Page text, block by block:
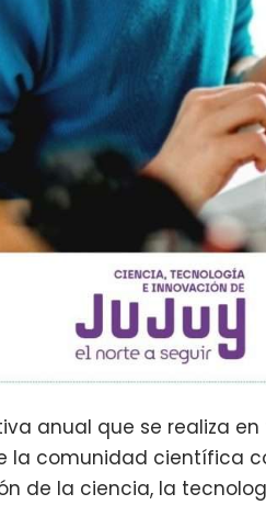
anual que se realiza
la comunidad científica
de la ciencia, la